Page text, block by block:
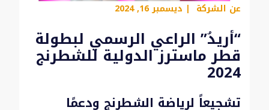
عن الشركة | ديسمبر 16, 2024
“أريدُ” الراعي الرسمي لبطولة
قطر ماسترز الدولية للشطرنج
2024
تشجيعاً لرياضة الشطرنج ودعمًا